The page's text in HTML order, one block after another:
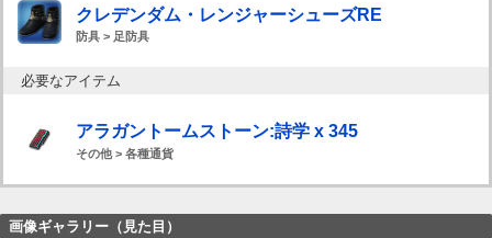
クレデンダム・レンジャーシューズRE
防具 > 足防具
必要なアイテム
アラガントームストーン:詩学 x 345
その他 > 各種通貨
画像ギャラリー（見た目）